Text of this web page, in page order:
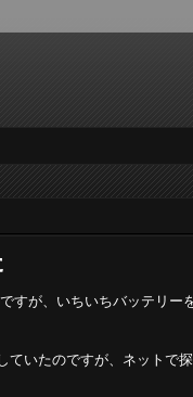
すが、いちいちバッテリー
ていたのですが、ネットで